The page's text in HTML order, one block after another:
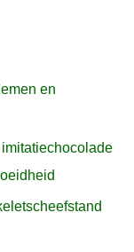
en